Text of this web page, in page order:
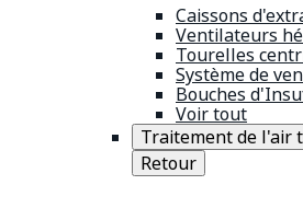
Caissons
Ventilateurs
Tourelles
Système de
Bouches
Voir tout
Traitement de l'air
Retour